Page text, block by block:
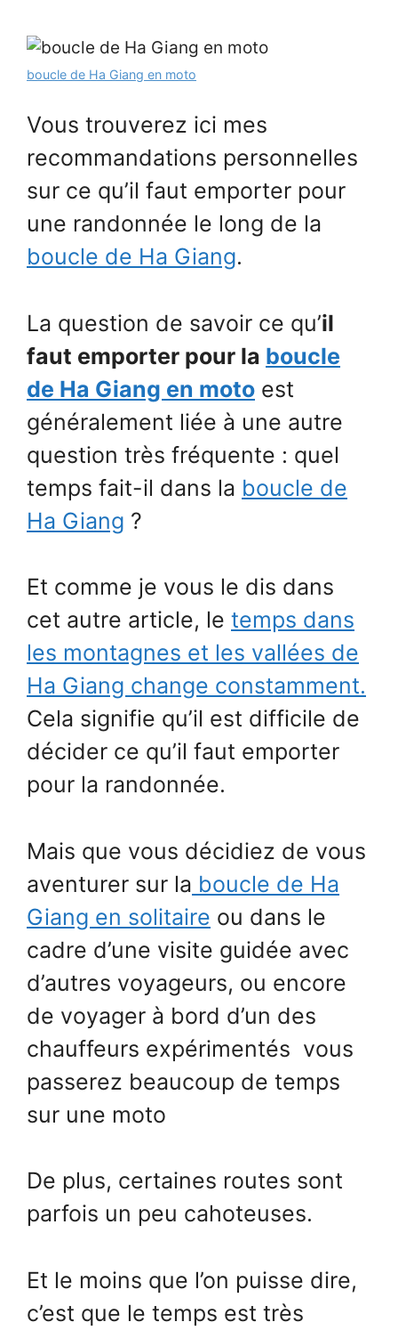
boucle de Ha Giang en moto
Vous trouverez ici mes
recommandations personnelles
sur ce qu’il faut emporter pour
une randonnée le long de la
boucle de Ha Giang.
La question de savoir ce qu’il
faut emporter pour la boucle
de Ha Giang en moto est
généralement liée à une autre
question très fréquente : quel
temps fait-il dans la boucle de
Ha Giang ?
Et comme je vous le dis dans
cet autre article, le temps dans
les montagnes et les vallées de
Ha Giang change constamment.
Cela signifie qu’il est difficile de
décider ce qu’il faut emporter
pour la randonnée.
Mais que vous décidiez de vous
aventurer sur la boucle de Ha
Giang en solitaire ou dans le
cadre d’une visite guidée avec
d’autres voyageurs, ou encore
de voyager à bord d’un des
chauffeurs expérimentés vous
passerez beaucoup de temps
sur une moto
De plus, certaines routes sont
parfois un peu cahoteuses.
Et le moins que l’on puisse dire,
c’est que le temps est très